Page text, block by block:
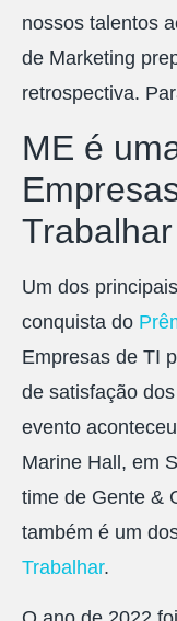
nossos talentos
de Marketing
retrospectiva.
ME é
Trabalhar
Um dos
conquista do
Empresas de TI
de satisfação
evento
Marine Hall, em
time de Gente &
também é um
Trabalhar.